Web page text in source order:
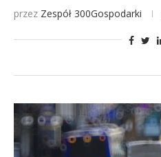
przez Zespół 300Gospodarki